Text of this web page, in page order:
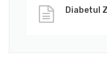
Diabetul